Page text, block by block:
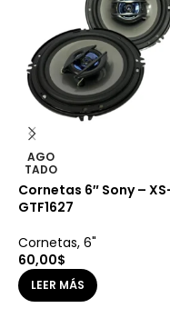
AGO
TADO
Cornetas 6″ Sony –
GTF1627
Cornetas, 6"
60,00$
LEER MÁS